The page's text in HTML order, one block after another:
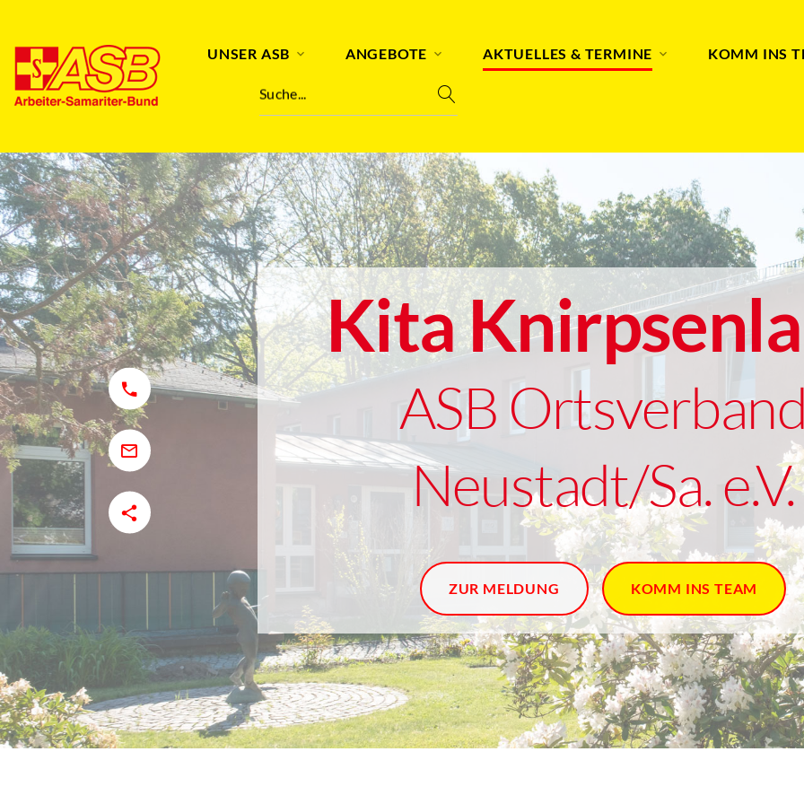
UNSER ASB ANGEBOTE AKTUELLES & TERMINE KOMM INS
Suche...
Kita
ASB
Neustadt/Sa. e.V.
ZUR MELDUNG KOMM INS TEAM